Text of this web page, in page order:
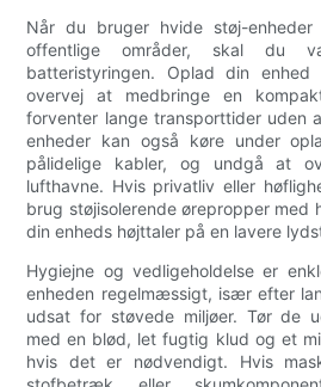
Når du bruger hvide støj-
offentlige områder, skal du
batteristyringen. Oplad din
overvej at medbringe en
forventer lange transporttider uden
enheder kan også køre under
pålidelige kabler, og undgå at
lufthavne. Hvis privatliv eller
brug støjisolerende ørepropper med
din enheds højttaler på en lavere
Hygiejne og vedligeholdelse er
enheden regelmæssigt, især efter
udsat for støvede miljøer. Tør de
med en blød, let fugtig klud og et
hvis det er nødvendigt. Hvis